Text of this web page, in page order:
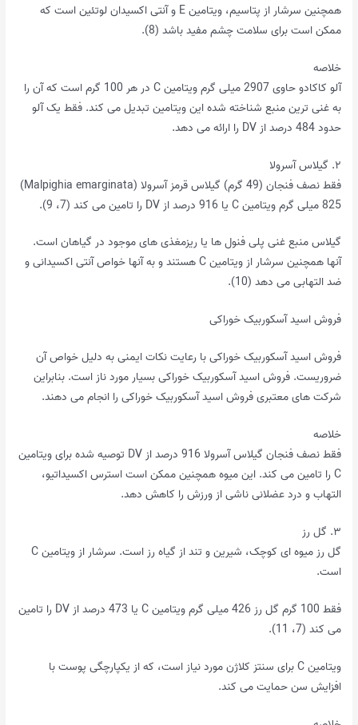
همچنین سرشار از پتاسیم، ویتامین E و آنتی اکسیدان لوتئین است که
ممکن است برای سلامت چشم مفید باشد (8).
خلاصه
آلو کاکادو حاوی 2907 میلی گرم ویتامین C در هر 100 گرم است که آن را
به غنی ترین منبع شناخته شده این ویتامین تبدیل می کند. فقط یک آلو
حدود 484 درصد از DV را ارائه می دهد.
۲. گیلاس آسرولا
فقط نصف فنجان (49 گرم) گیلاس قرمز آسرولا (Malpighia emarginata)
825 میلی گرم ویتامین C یا 916 درصد از DV را تامین می کند (7، 9).
گیلاس منبع غنی پلی فنول ها یا ریزمغذی های موجود در گیاهان است.
آنها همچنین سرشار از ویتامین C هستند و به آنها خواص آنتی اکسیدانی و
ضد التهابی می دهد (10).
فروش اسید آسکوربیک خوراکی
فروش اسید آسکوربیک خوراکی با رعایت نکات ایمنی به دلیل خواص آن
ضروریست. فروش اسید آسکوربیک خوراکی بسیار مورد ناز است. بنابراین
شرکت های معتبری فروش اسید آسکوربیک خوراکی را انجام می دهند.
خلاصه
فقط نصف فنجان گیلاس آسرولا 916 درصد از DV توصیه شده برای ویتامین
C را تامین می کند. این میوه همچنین ممکن است استرس اکسیداتیو،
التهاب و درد عضلانی ناشی از ورزش را کاهش دهد.
۳. گل رز
گل رز میوه ای کوچک، شیرین و تند از گیاه رز است. سرشار از ویتامین C
است.
فقط 100 گرم گل رز 426 میلی گرم ویتامین C یا 473 درصد از DV را تامین
می کند (7، 11).
ویتامین C برای سنتز کلاژن مورد نیاز است، که از یکپارچگی پوست با
افزایش سن حمایت می کند.